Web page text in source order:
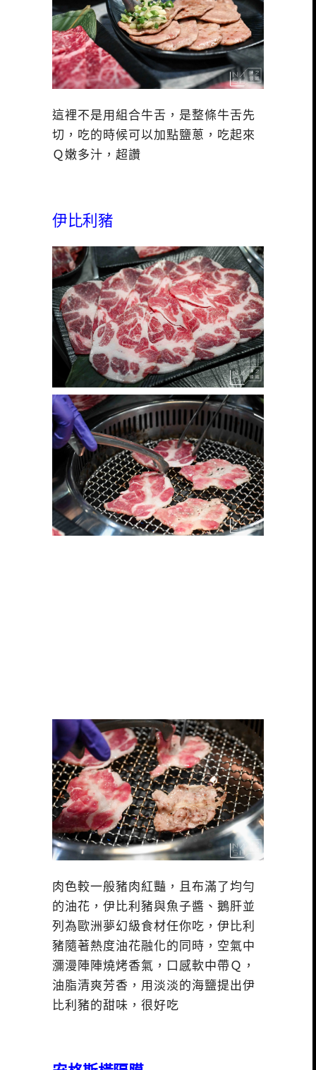
這裡不是用組合牛舌，是整條牛舌先
切，吃的時候可以加點鹽蔥，吃起來
Ｑ嫩多汁，超讚
伊比利豬
肉色較一般豬肉紅豔，且布滿了均勻
的油花，伊比利豬與魚子醬、鵝肝並
列為歐洲夢幻級食材任你吃，伊比利
豬隨著熱度油花融化的同時，空氣中
瀰漫陣陣燒烤香氣，口感軟中帶Ｑ，
油脂清爽芳香，用淡淡的海鹽提出伊
比利豬的甜味，很好吃